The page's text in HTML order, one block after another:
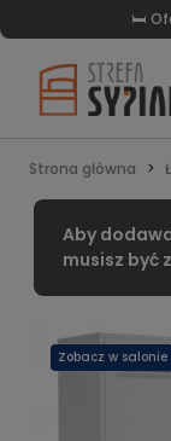
🛏️
Strona główna
Aby
musisz być
Zobacz w salonie